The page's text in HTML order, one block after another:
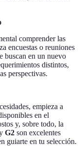
comprender las
encuestas o reuniones
buscan en un nuevo
distintos,
perspectivas.
empieza a
en el
y, sobre todo, la
G2 son excelentes
guiarte en tu selección.